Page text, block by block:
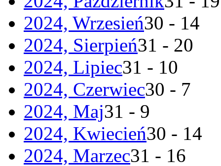
2024, Wrzesień30 - 14
2024, Sierpień31 - 20
2024, Lipiec31 - 10
2024, Czerwiec30 - 7
2024, Maj31 - 9
2024, Kwiecień30 - 14
2024, Marzec31 - 16